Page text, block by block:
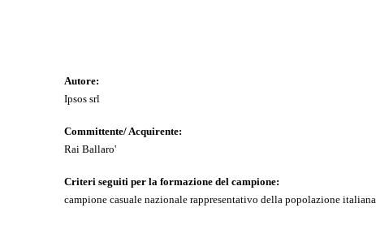
Autore:
Ipsos srl
Committente/ Acquirente:
Rai Ballaro'
Criteri seguiti per la formazione del campione:
campione casuale nazionale rappresentativo della popolazione